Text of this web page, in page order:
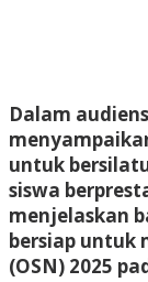
Dalam
untuk
siswa
menjelaskan
bersiap untuk
(OSN) 2025